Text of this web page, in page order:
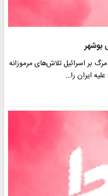
بوشهر
بر اسرائیل تلاش‌های مرموزانه
ایران را…